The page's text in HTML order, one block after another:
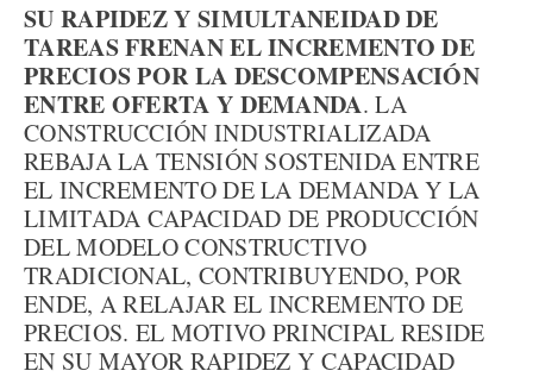
SU RAPIDEZ Y SIMULTANEIDAD DE
TAREAS FRENAN EL INCREMENTO DE
PRECIOS POR LA DESCOMPENSACIÓN
ENTRE OFERTA Y DEMANDA. LA
CONSTRUCCIÓN INDUSTRIALIZADA
REBAJA LA TENSIÓN SOSTENIDA ENTRE
EL INCREMENTO DE LA DEMANDA Y LA
LIMITADA CAPACIDAD DE PRODUCCIÓN
DEL MODELO CONSTRUCTIVO
TRADICIONAL, CONTRIBUYENDO, POR
ENDE, A RELAJAR EL INCREMENTO DE
PRECIOS. EL MOTIVO PRINCIPAL RESIDE
EN SU MAYOR RAPIDEZ Y CAPACIDAD